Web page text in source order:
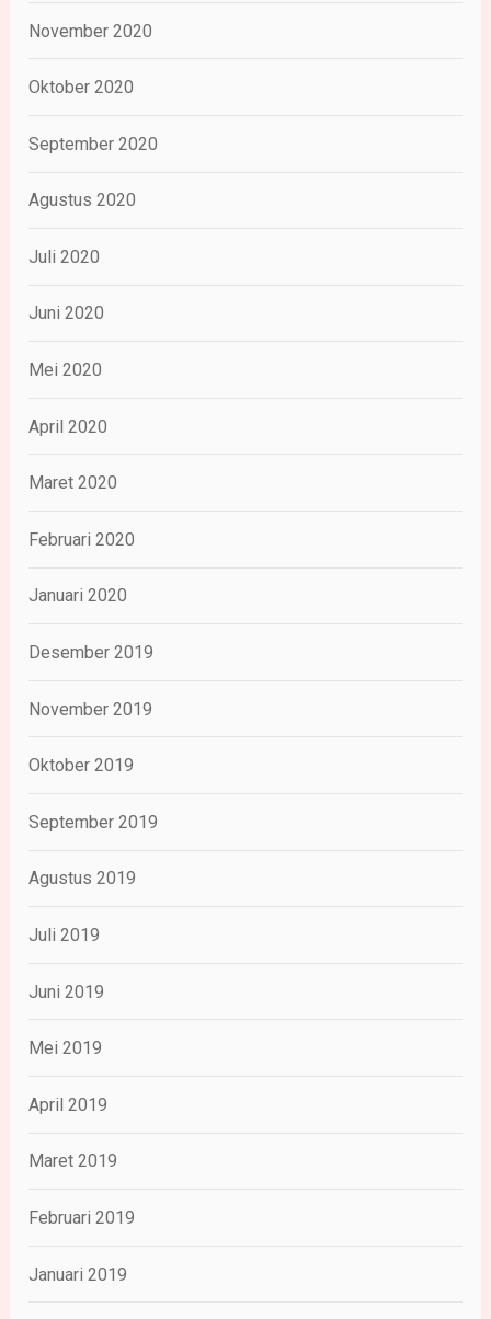
November 2020
Oktober 2020
September 2020
Agustus 2020
Juli 2020
Juni 2020
Mei 2020
April 2020
Maret 2020
Februari 2020
Januari 2020
Desember 2019
November 2019
Oktober 2019
September 2019
Agustus 2019
Juli 2019
Juni 2019
Mei 2019
April 2019
Maret 2019
Februari 2019
Januari 2019